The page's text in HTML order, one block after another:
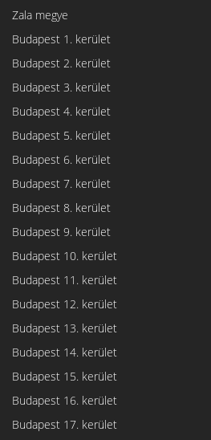
Zala megye
Budapest 1. kerület
Budapest 2. kerület
Budapest 3. kerület
Budapest 4. kerület
Budapest 5. kerület
Budapest 6. kerület
Budapest 7. kerület
Budapest 8. kerület
Budapest 9. kerület
Budapest 10. kerület
Budapest 11. kerület
Budapest 12. kerület
Budapest 13. kerület
Budapest 14. kerület
Budapest 15. kerület
Budapest 16. kerület
Budapest 17. kerület